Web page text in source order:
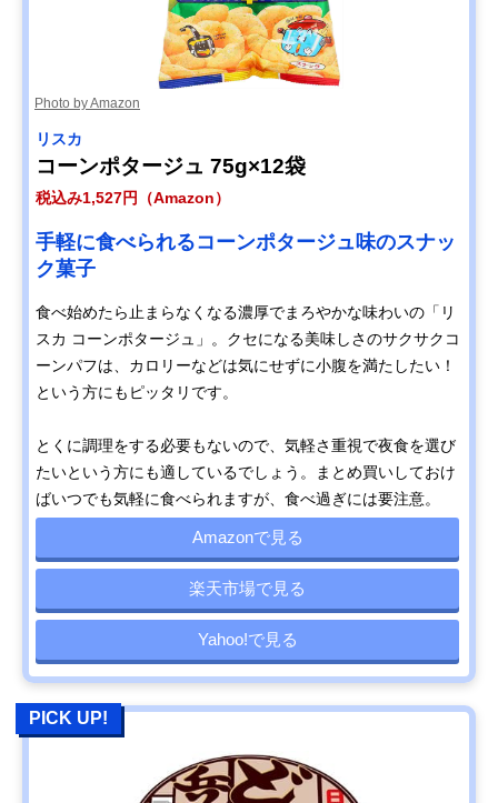
Photo by Amazon
リスカ
コーンポタージュ 75g×12袋
税込み1,527円（Amazon）
手軽に食べられるコーンポタージュ味のスナッ
ク菓子
食べ始めたら止まらなくなる濃厚でまろやかな味わいの「リ
スカ コーンポタージュ」。クセになる美味しさのサクサクコ
ーンパフは、カロリーなどは気にせずに小腹を満たしたい！
という方にもピッタリです。
とくに調理をする必要もないので、気軽さ重視で夜食を選び
たいという方にも適しているでしょう。まとめ買いしておけ
ばいつでも気軽に食べられますが、食べ過ぎには要注意。
Amazonで見る
楽天市場で見る
Yahoo!で見る
PICK UP!